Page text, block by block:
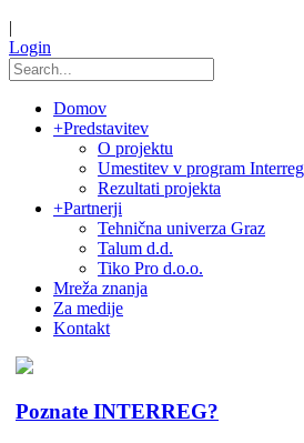
|
Login
Domov
+Predstavitev
O projektu
Umestitev v program
Rezultati projekta
+Partnerji
Tehnična univerza Graz
Talum d.d.
Tiko Pro d.o.o.
Mreža znanja
Za medije
Kontakt
Poznate INTERREG?